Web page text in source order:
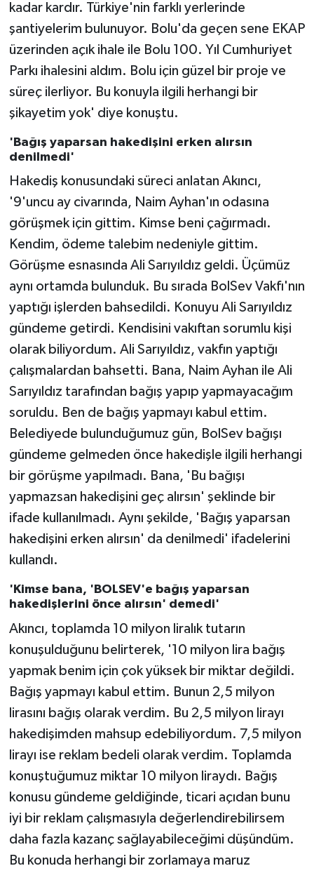
kadar kardır. Türkiye'nin farklı yerlerinde
şantiyelerim bulunuyor. Bolu'da geçen sene EKAP
üzerinden açık ihale ile Bolu 100. Yıl Cumhuriyet
Parkı ihalesini aldım. Bolu için güzel bir proje ve
süreç ilerliyor. Bu konuyla ilgili herhangi bir
şikayetim yok' diye konuştu.
'Bağış yaparsan hakedişini erken alırsın
denilmedi'
Hakediş konusundaki süreci anlatan Akıncı,
'9'uncu ay civarında, Naim Ayhan'ın odasına
görüşmek için gittim. Kimse beni çağırmadı.
Kendim, ödeme talebim nedeniyle gittim.
Görüşme esnasında Ali Sarıyıldız geldi. Üçümüz
aynı ortamda bulunduk. Bu sırada BolSev Vakfı'nın
yaptığı işlerden bahsedildi. Konuyu Ali Sarıyıldız
gündeme getirdi. Kendisini vakıftan sorumlu kişi
olarak biliyordum. Ali Sarıyıldız, vakfın yaptığı
çalışmalardan bahsetti. Bana, Naim Ayhan ile Ali
Sarıyıldız tarafından bağış yapıp yapmayacağım
soruldu. Ben de bağış yapmayı kabul ettim.
Belediyede bulunduğumuz gün, BolSev bağışı
gündeme gelmeden önce hakedişle ilgili herhangi
bir görüşme yapılmadı. Bana, 'Bu bağışı
yapmazsan hakedişini geç alırsın' şeklinde bir
ifade kullanılmadı. Aynı şekilde, 'Bağış yaparsan
hakedişini erken alırsın' da denilmedi' ifadelerini
kullandı.
'Kimse bana, 'BOLSEV'e bağış yaparsan
hakedişlerini önce alırsın' demedi'
Akıncı, toplamda 10 milyon liralık tutarın
konuşulduğunu belirterek, '10 milyon lira bağış
yapmak benim için çok yüksek bir miktar değildi.
Bağış yapmayı kabul ettim. Bunun 2,5 milyon
lirasını bağış olarak verdim. Bu 2,5 milyon lirayı
hakedişimden mahsup edebiliyordum. 7,5 milyon
lirayı ise reklam bedeli olarak verdim. Toplamda
konuştuğumuz miktar 10 milyon liraydı. Bağış
konusu gündeme geldiğinde, ticari açıdan bunu
iyi bir reklam çalışmasıyla değerlendirebilirsem
daha fazla kazanç sağlayabileceğimi düşündüm.
Bu konuda herhangi bir zorlamaya maruz